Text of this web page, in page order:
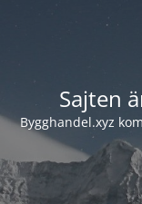
Sajten
Bygghandel.xyz